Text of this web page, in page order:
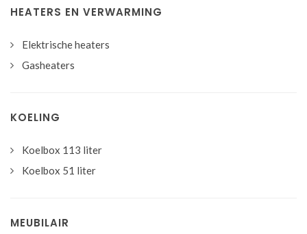
HEATERS EN VERWARMING
Elektrische heaters
Gasheaters
KOELING
Koelbox 113 liter
Koelbox 51 liter
MEUBILAIR